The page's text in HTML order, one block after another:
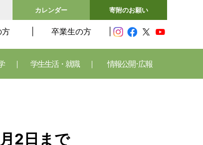
カレンダー 寄附のお願い
方 卒業生の方
学生生活・就職 情報公開･広報
2日まで